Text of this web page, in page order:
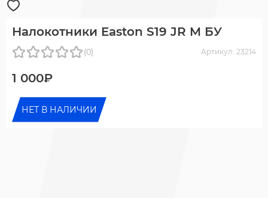
Налокотники Easton S19 JR M БУ
(0) Артикул: 23214
1 000₽
НЕТ В НАЛИЧИИ